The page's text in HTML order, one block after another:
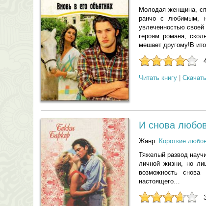
Молодая женщина,
ранчо с любимым,
увлеченностью
героям романа,
мешает другому!В
Читать книгу|
И снова
Жанр: Короткие
Тяжелый развод
личной жизни, но
возможность
настоящего…